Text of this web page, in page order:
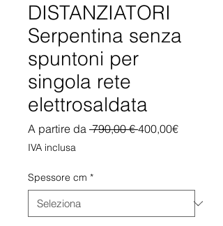
DISTANZIATORI
Serpentina senza
spuntoni per
singola rete
elettrosaldata
A partire da 790,00 € Prezzo
400,00€Prezzo
IVA inclusa
Spessore cm *